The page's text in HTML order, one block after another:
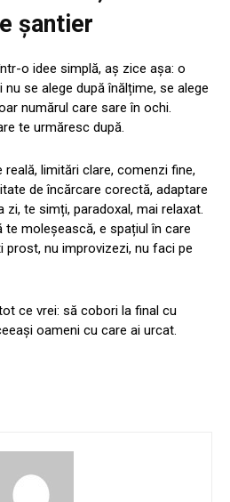
șantier
o idee simplă, aș zice așa: o
se alege după înălțime, se alege
numărul care sare în ochi.
te urmăresc după.
limitări clare, comenzi fine,
de încărcare corectă, adaptare
te simți, paradoxal, mai relaxat.
te moleșească, e spațiul în care
prost, nu improvizezi, nu faci pe
ce vrei: să cobori la final cu
oameni cu care ai urcat.